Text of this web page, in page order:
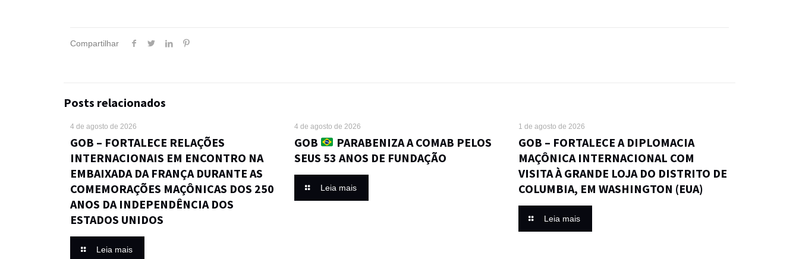
Compartilhar
Posts relacionados
4 de agosto de 2026
GOB – FORTALECE RELAÇÕES
INTERNACIONAIS EM ENCONTRO NA
EMBAIXADA DA FRANÇA DURANTE AS
COMEMORAÇÕES MAÇÔNICAS DOS 250
ANOS DA INDEPENDÊNCIA DOS
ESTADOS UNIDOS
Leia mais
4 de agosto de 2026
GOB
PARABENIZA A COMAB PELOS
SEUS 53 ANOS DE FUNDAÇÃO
Leia mais
1 de agosto de 2026
GOB – FORTALECE A DIPLOMACIA
MAÇÔNICA INTERNACIONAL COM
VISITA À GRANDE LOJA DO DISTRITO DE
COLUMBIA, EM WASHINGTON (EUA)
Leia mais